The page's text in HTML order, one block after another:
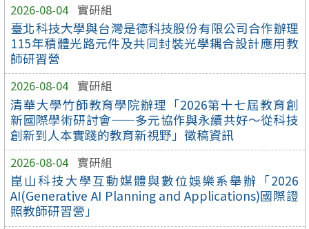
2026-08-04 實研組
臺北科技大學與台灣是德科技股份有限公司合作辦理
115年積體光路元件及共同封裝光學耦合設計應用教
師研習營
2026-08-04 實研組
清華大學竹師教育學院辦理「2026第十七屆教育創
新國際學術研討會——多元協作與永續共好～從科技
創新到人本實踐的教育新視野」徵稿資訊
2026-08-04 實研組
崑山科技大學互動媒體與數位娛樂系舉辦「2026
AI(Generative AI Planning and Applications)國際證
照教師研習營」